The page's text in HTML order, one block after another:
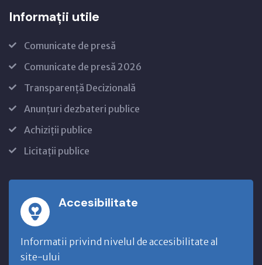
Informații utile
Comunicate de presă
Comunicate de presă 2026
Transparență Decizională
Anunțuri dezbateri publice
Achiziții publice
Licitații publice
Accesibilitate
Informatii privind nivelul de accesibilitate al
site-ului